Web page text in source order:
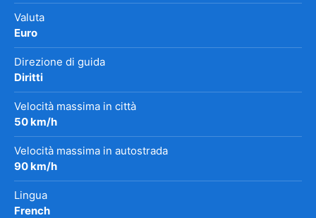
Valuta
Euro
Direzione di guida
Diritti
Velocità massima in città
50 km/h
Velocità massima in autostrada
90 km/h
Lingua
French